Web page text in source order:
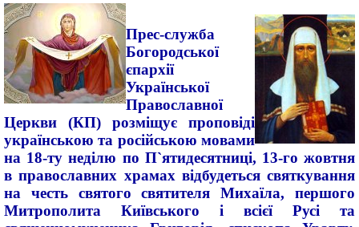
Прес-служба
Богородської
єпархії
Української
Православної
Церкви (КП) розміщує проповіді
українською та російською мовами
на 18-ту неділю по П`ятидесятниці, 13-го жовтня
в православних храмах відбудеться святкування
на честь святого святителя Михаїла, першого
Митрополита Київського і всієї Русі та